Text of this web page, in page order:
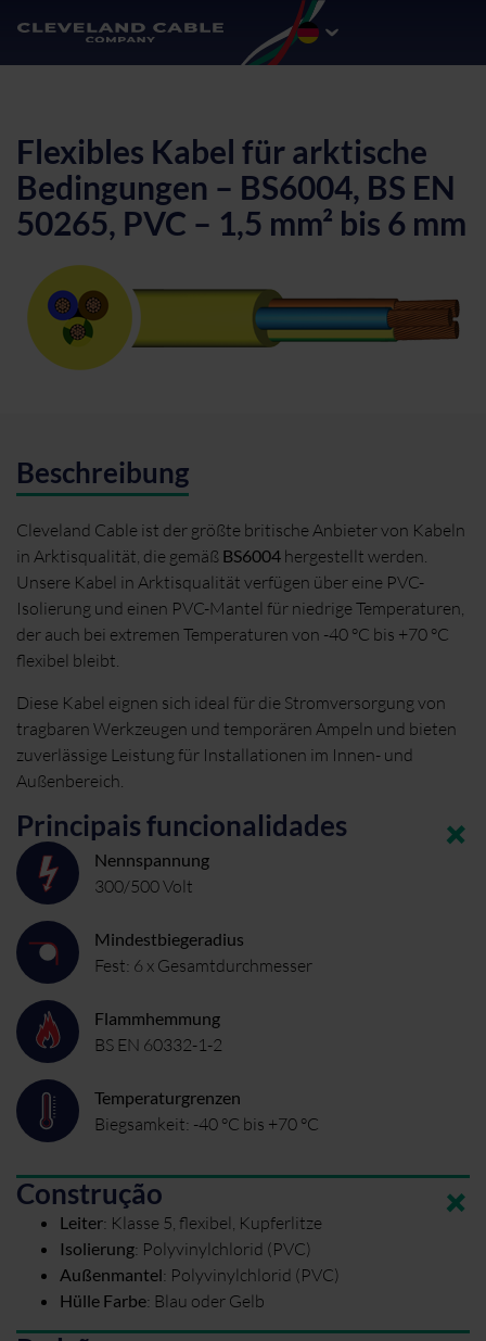
Flexibles Kabel für arktische
Bedingungen – BS6004, BS EN
50265, PVC – 1,5 mm² bis 6 mm
Beschreibung
Cleveland Cable ist der größte britische Anbieter von Kabeln
in Arktisqualität, die gemäß BS6004 hergestellt werden.
Unsere Kabel in Arktisqualität verfügen über eine PVC-
Isolierung und einen PVC-Mantel für niedrige Temperaturen,
der auch bei extremen Temperaturen von -40 °C bis +70 °C
flexibel bleibt.
Diese Kabel eignen sich ideal für die Stromversorgung von
tragbaren Werkzeugen und temporären Ampeln und bieten
zuverlässige Leistung für Installationen im Innen- und
Außenbereich.
Principais funcionalidades
Nennspannung
300/500 Volt
Mindestbiegeradius
Fest: 6 x Gesamtdurchmesser
Flammhemmung
BS EN 60332-1-2
Temperaturgrenzen
Biegsamkeit: -40 °C bis +70 °C
Construção
Leiter: Klasse 5, flexibel, Kupferlitze
Isolierung: Polyvinylchlorid (PVC)
Außenmantel: Polyvinylchlorid (PVC)
Hülle Farbe: Blau oder Gelb